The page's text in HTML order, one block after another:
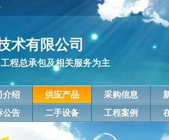
术有限公司
程总承包及相关服务为主
介绍 供应产品 采购信息
公告 二手设备 工程案例